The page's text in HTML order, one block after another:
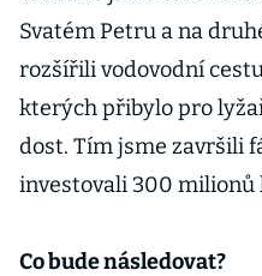
Svatém Petru a na
rozšířili vodovodní
kterých přibylo pro
dost. Tím jsme završili
investovali 300 milionů
Co bude následovat?